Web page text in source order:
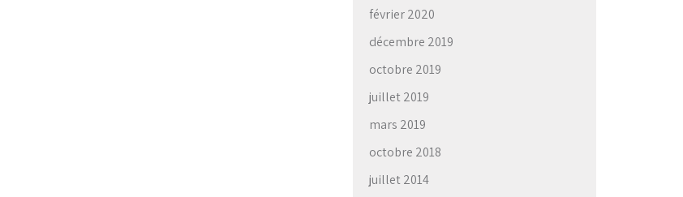
février 2020
décembre 2019
octobre 2019
juillet 2019
mars 2019
octobre 2018
juillet 2014